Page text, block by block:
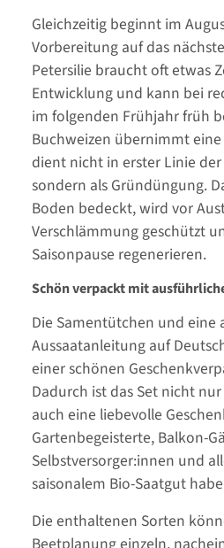
Gleichzeitig beginnt im
Vorbereitung auf das
Petersilie braucht oft etwas
Entwicklung und kann bei
im folgenden Frühjahr früh
Buchweizen übernimmt
dient nicht in erster Linie
sondern als Gründüngung.
Boden bedeckt, wird vor
Verschlämmung geschützt
Saisonpause regenerieren.
Schön verpackt mit
Die Samentütchen und eine
Aussaatanleitung auf
einer schönen
Dadurch ist das Set nicht
auch eine liebevolle
Gartenbegeisterte, Balkon-
Selbstversorger:innen und
saisonalem Bio-Saatgut
Die enthaltenen Sorten